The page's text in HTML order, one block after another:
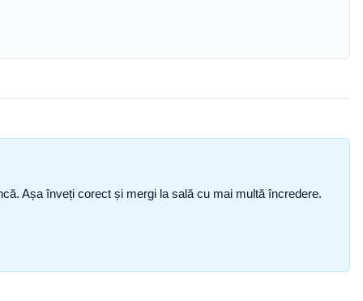
Așa înveți corect și mergi la sală cu mai multă încredere.